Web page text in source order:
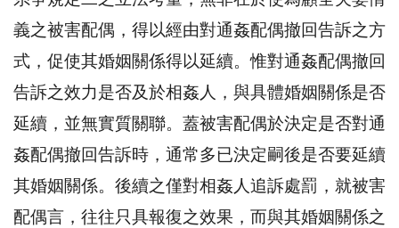
義之被害配偶，得以經由對通姦配偶撤回告訴之方
式，促使其婚姻關係得以延續。惟對通姦配偶撤回
告訴之效力是否及於相姦人，與具體婚姻關係是否
延續，並無實質關聯。蓋被害配偶於決定是否對通
姦配偶撤回告訴時，通常多已決定嗣後是否要延續
其婚姻關係。後續之僅對相姦人追訴處罰，就被害
配偶言，往往只具報復之效果，而與其婚姻關係之